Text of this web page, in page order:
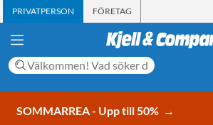
PRIVATPERSON FÖRETAG
SOMMARREA - Upp till 50% →